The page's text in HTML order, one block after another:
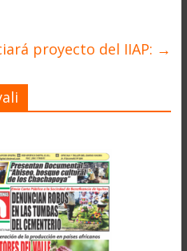
proyecto del IIAP: →